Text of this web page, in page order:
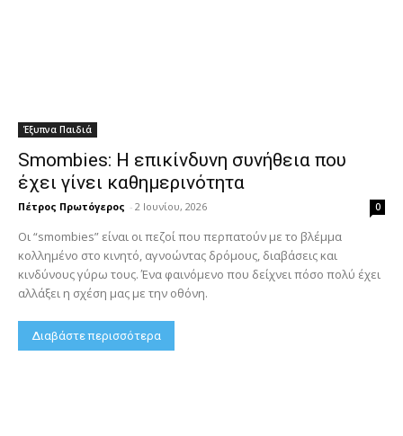
Έξυπνα Παιδιά
Smombies: Η επικίνδυνη συνήθεια που
έχει γίνει καθημερινότητα
Πέτρος Πρωτόγερος - 2 Ιουνίου, 2026 0
Οι “smombies” είναι οι πεζοί που περπατούν με το βλέμμα
κολλημένο στο κινητό, αγνοώντας δρόμους, διαβάσεις και
κινδύνους γύρω τους. Ένα φαινόμενο που δείχνει πόσο πολύ έχει
αλλάξει η σχέση μας με την οθόνη.
Διαβάστε περισσότερα